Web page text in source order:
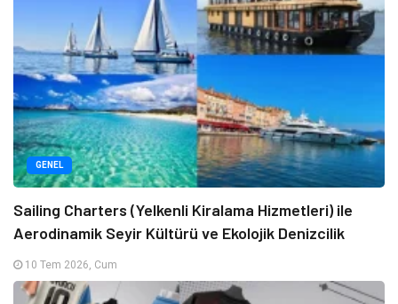
GENEL
Sailing Charters (Yelkenli Kiralama Hizmetleri) ile
Aerodinamik Seyir Kültürü ve Ekolojik Denizcilik
10 Tem 2026, Cum